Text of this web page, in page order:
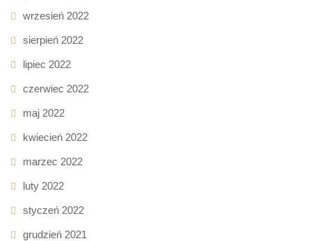
wrzesień 2022
sierpień 2022
lipiec 2022
czerwiec 2022
maj 2022
kwiecień 2022
marzec 2022
luty 2022
styczeń 2022
grudzień 2021